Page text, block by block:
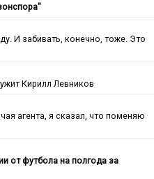
И забивать, конечно, тоже. Это
Кирилл Левников
агента, я сказал, что поменяю
от футбола на полгода за